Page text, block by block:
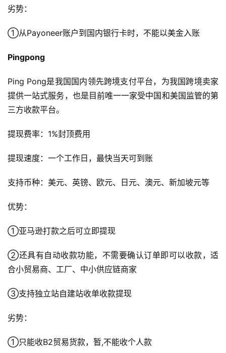
球
店
跨
百
科
媒
销
跨
导
劣势：
①从Payoneer账户到国内银行卡时，不能以美金入账
Pingpong
Ping Pong是我国国内领先跨境支付平台，为我国跨境卖家
提供一站式服务，也是目前唯一一家受中国和美国监管的第
三方收款平台。
提现费率：1%封顶费用
提现速度：一个工作日，最快当天可到账
支持币种：美元、英镑、欧元、日元、澳元、新加坡元等
优势：
①亚马逊打款之后可立即提现
②还具有自动收款功能，不需要确认订单即可以收款，适
合小贸易商、工厂、中小供应链商家
③支持独立站自建站收单收款提现
劣势：
①只能收B2贸易货款，暂,不能收个人款